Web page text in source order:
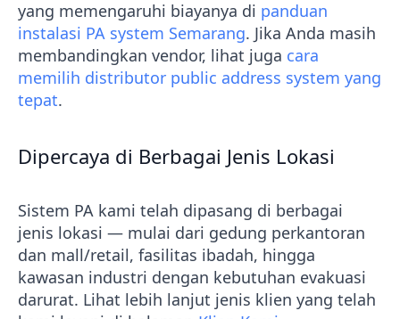
yang memengaruhi biayanya di panduan
instalasi PA system Semarang. Jika Anda masih
membandingkan vendor, lihat juga cara
memilih distributor public address system yang
tepat.
Dipercaya di Berbagai Jenis Lokasi
Sistem PA kami telah dipasang di berbagai
jenis lokasi — mulai dari gedung perkantoran
dan mall/retail, fasilitas ibadah, hingga
kawasan industri dengan kebutuhan evakuasi
darurat. Lihat lebih lanjut jenis klien yang telah